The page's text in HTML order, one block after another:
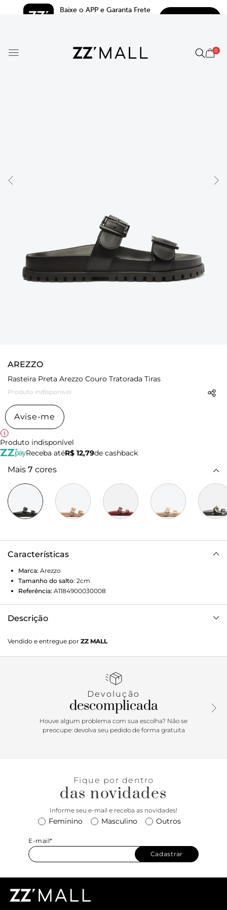
Baixe o APP e Garanta Frete
0
AREZZO
Rasteira Preta Arezzo Couro Tratorada Tiras
Produto indisponível
Avise-me
Produto indisponível
Receba atéR$ 12,79de cashback
Mais 7 cores
Características
Marca: Arezzo
Tamanho do salto: 2cm
Referência: A1184900030008
Descrição
palmilha com formato anatômico e inscrição do nome da
marca. Possui base emborrachada tratorada da cor da
dedos e o peito do pé, com fivela grande quadrada nas
Vendido e entregue por ZZ MALL
Devolução
descomplicada
Houve algum problema com sua escolha? Não se
preocupe: devolva seu pedido de forma gratuita
Fique por dentro
das novidades
Informe seu e-mail e receba as novidades!
Feminino Masculino Outros
E-mail*
Cadastrar